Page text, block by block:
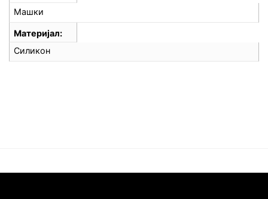
Машки
Материјал
Силикон